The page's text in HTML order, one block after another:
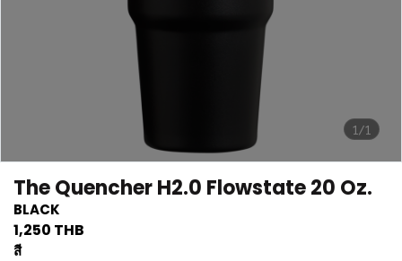
1/1
The Quencher H2.0 Flowstate 20 Oz.
BLACK
1,250 THB
สี